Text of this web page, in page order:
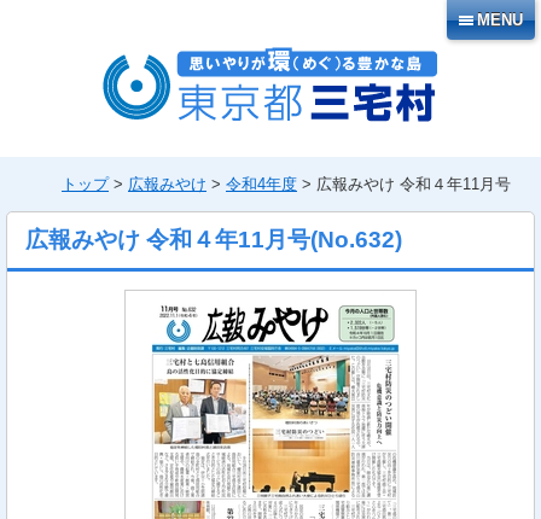
MENU
トップ> 広報みやけ > 令和4年度 > 広報みやけ 令和４年11月号
広報みやけ 令和４年11月号(No.632)